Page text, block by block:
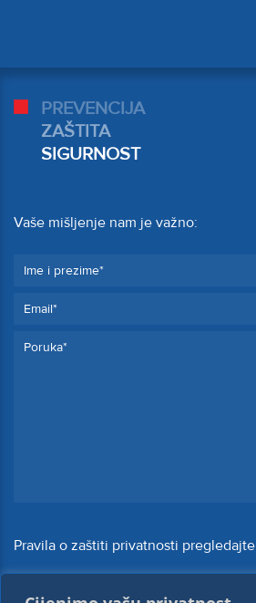
PREVENCIJA
ZAŠTITA
SIGURNOST
Vaše mišljenje nam je važno:
Pravila o zaštiti privatnosti pregledajte